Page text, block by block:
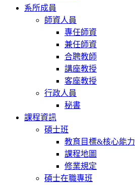
系所成員
師資人員
專任師資
兼任師資
合聘教師
講座教授
客座教授
行政人員
秘書
課程資訊
碩士班
教育目標&核心能力
課程地圖
修業規定
碩士在職專班